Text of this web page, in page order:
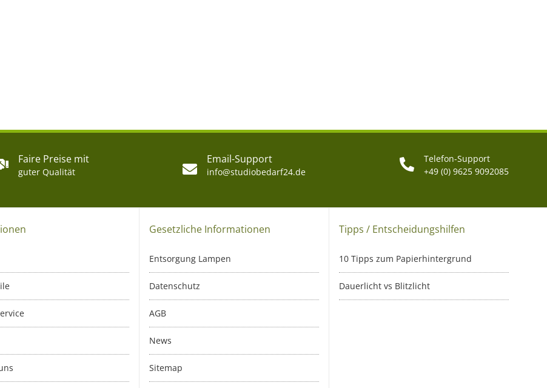
Faire Preise mit
guter Qualität
Email-Support
info@studiobedarf24.de
Telefon-Support
+49 (0) 9625 9092085
Gesetzliche Informationen
Entsorgung Lampen
Datenschutz
AGB
News
Sitemap
Tipps / Entscheidungshilfen
10 Tipps zum Papierhintergrund
Dauerlicht vs Blitzlicht